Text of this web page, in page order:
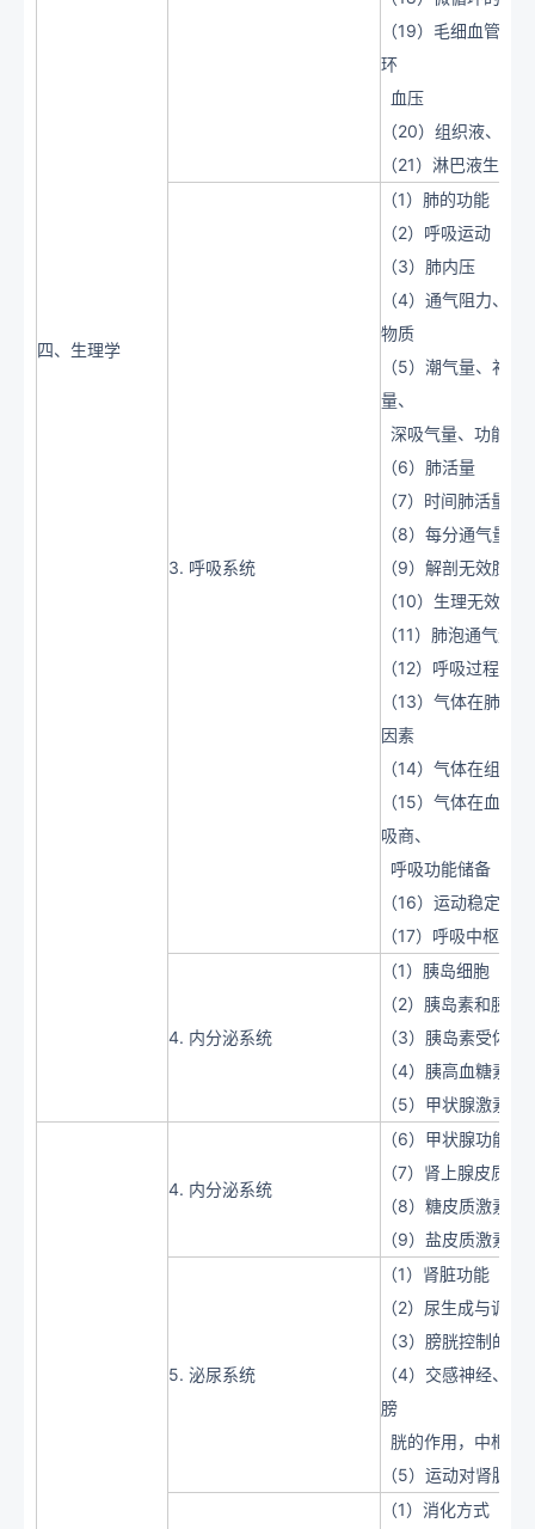
四、生理学
（19）毛细血管数
环
血压
（20）组织液、组
（21）淋巴液生成
3. 呼吸系统
（1）肺的功能
（2）呼吸运动
（3）肺内压
（4）通气阻力、
物质
（5）潮气量、补
量、
深吸气量、功能残
（6）肺活量
（7）时间肺活量
（8）每分通气量
（9）解剖无效腔
（10）生理无效腔
（11）肺泡通气量
（12）呼吸过程、
（13）气体在肺的
因素
（14）气体在组织
（15）气体在血液
吸商、
呼吸功能储备
（16）运动稳定状态
（17）呼吸中枢
4. 内分泌系统
（1）胰岛细胞
（2）胰岛素和胰岛
（3）胰岛素受体
（4）胰高血糖素
（5）甲状腺激素
4. 内分泌系统
（6）甲状腺功能
（7）肾上腺皮质激
（8）糖皮质激素的
（9）盐皮质激素
5. 泌尿系统
（1）肾脏功能
（2）尿生成与调节
（3）膀胱控制的相
（4）交感神经、
膀
胱的作用，中枢性
（5）运动对肾脏的
（1）消化方式